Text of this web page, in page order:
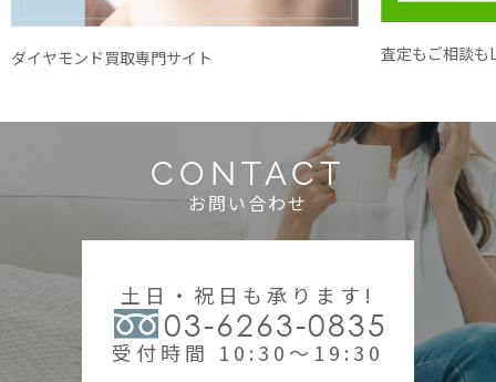
ダイヤモンド買取専門サイト 査定もご相談も
CONTACT
お問い合わせ
土日・祝日も承ります!
03-6263-0835
受付時間 10:30～19:30